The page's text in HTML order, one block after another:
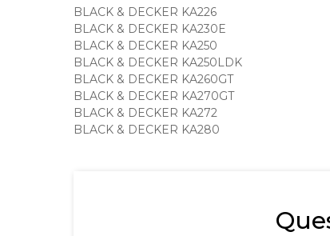
BLACK & DECKER KA226
BLACK & DECKER KA230E
BLACK & DECKER KA250
BLACK & DECKER KA250LDK
BLACK & DECKER KA260GT
BLACK & DECKER KA270GT
BLACK & DECKER KA272
BLACK & DECKER KA280